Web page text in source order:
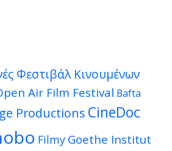
Φεστιβάλ Κινουμένων
Air Film Festival Bafta
Productions CineDoc
Filmy Goethe Institut